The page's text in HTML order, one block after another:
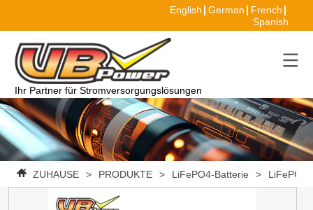
English German
French
Spanish
Ihr Partner für Stromversorgungslösungen
ZUHAUSE > PRODUKTE > LiFePO4-Batterie > LiFePO4